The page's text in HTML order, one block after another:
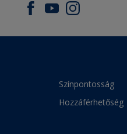
Színpontosság
Hozzáférhetőség